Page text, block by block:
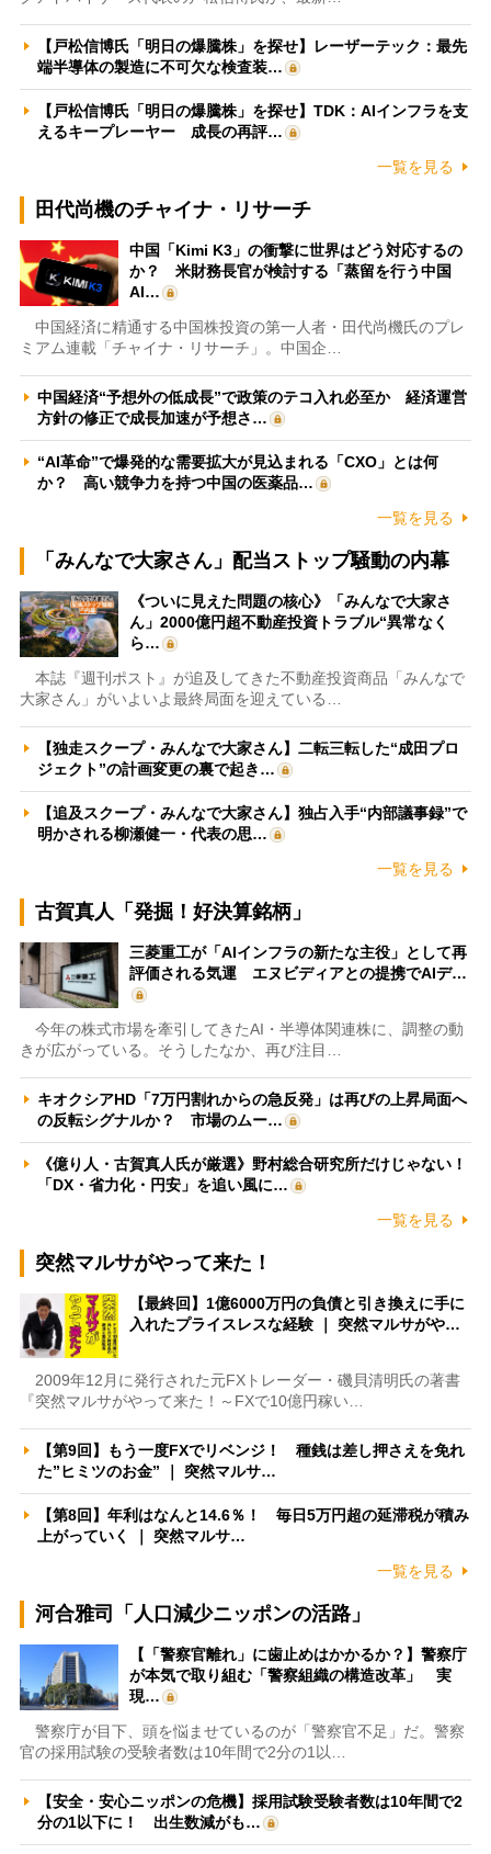
【戸松信博氏「明日の爆騰株」を探せ】レーザーテック：最先
端半導体の製造に不可欠な検査装…
【戸松信博氏「明日の爆騰株」を探せ】TDK：AIインフラを支
えるキープレーヤー 成長の再評…
一覧を見る
田代尚機のチャイナ・リサーチ
中国「Kimi K3」の衝撃に世界はどう対応するの
か？ 米財務長官が検討する「蒸留を行う中国
AI…
中国経済に精通する中国株投資の第一人者・田代尚機氏のプレ
ミアム連載「チャイナ・リサーチ」。中国企…
中国経済“予想外の低成長”で政策のテコ入れ必至か 経済運営
方針の修正で成長加速が予想さ…
“AI革命”で爆発的な需要拡大が見込まれる「CXO」とは何
か？ 高い競争力を持つ中国の医薬品…
一覧を見る
「みんなで大家さん」配当ストップ騒動の内幕
《ついに見えた問題の核心》「みんなで大家さ
ん」2000億円超不動産投資トラブル“異常なく
ら…
本誌『週刊ポスト』が追及してきた不動産投資商品「みんなで
大家さん」がいよいよ最終局面を迎えている…
【独走スクープ・みんなで大家さん】二転三転した“成田プロ
ジェクト”の計画変更の裏で起き…
【追及スクープ・みんなで大家さん】独占入手“内部議事録”で
明かされる柳瀬健一・代表の思…
一覧を見る
古賀真人「発掘！好決算銘柄」
三菱重工が「AIインフラの新たな主役」として再
評価される気運 エヌビディアとの提携でAIデ…
今年の株式市場を牽引してきたAI・半導体関連株に、調整の動
きが広がっている。そうしたなか、再び注目…
キオクシアHD「7万円割れからの急反発」は再びの上昇局面へ
の反転シグナルか？ 市場のムー…
《億り人・古賀真人氏が厳選》野村総合研究所だけじゃない！
「DX・省力化・円安」を追い風に…
一覧を見る
突然マルサがやって来た！
【最終回】1億6000万円の負債と引き換えに手に
入れたプライスレスな経験 ｜ 突然マルサがや…
2009年12月に発行された元FXトレーダー・磯貝清明氏の著書
『突然マルサがやって来た！～FXで10億円稼い…
【第9回】もう一度FXでリベンジ！ 種銭は差し押さえを免れ
た”ヒミツのお金” ｜ 突然マルサ…
【第8回】年利はなんと14.6％！ 毎日5万円超の延滞税が積み
上がっていく ｜ 突然マルサ…
一覧を見る
河合雅司「人口減少ニッポンの活路」
【「警察官離れ」に歯止めはかかるか？】警察庁
が本気で取り組む「警察組織の構造改革」 実
現…
警察庁が目下、頭を悩ませているのが「警察官不足」だ。警察
官の採用試験の受験者数は10年間で2分の1以…
【安全・安心ニッポンの危機】採用試験受験者数は10年間で2
分の1以下に！ 出生数減がも…